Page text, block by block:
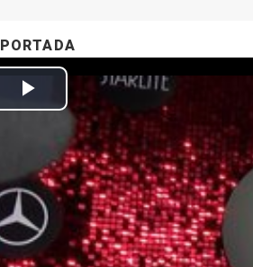
PORTADA